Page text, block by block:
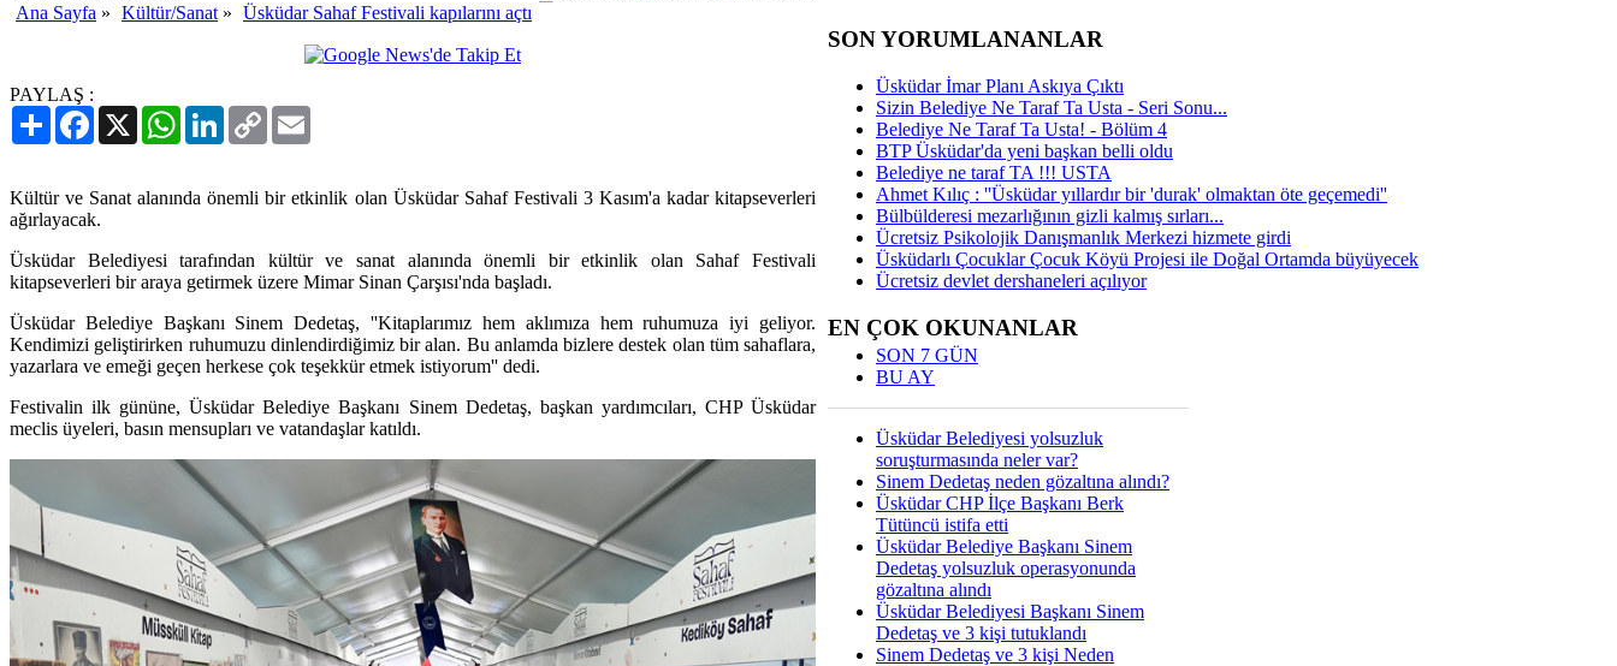
Ana Sayfa » Kültür/Sanat » Üsküdar Sahaf Festivali kapılarını açtı
PAYLAŞ :
PaylaşFacebook
X WhatsAppLinkedIn
Copy
Link
Kültür ve Sanat alanında önemli bir etkinlik olan Üsküdar Sahaf Festivali 3 Kasım'a kadar kitapseverleri
ağırlayacak.
Üsküdar Belediyesi tarafından kültür ve sanat alanında önemli bir etkinlik olan Sahaf Festivali
kitapseverleri bir araya getirmek üzere Mimar Sinan Çarşısı'nda başladı.
Üsküdar Belediye Başkanı Sinem Dedetaş, ''Kitaplarımız hem aklımıza hem ruhumuza iyi geliyor.
Kendimizi geliştirirken ruhumuzu dinlendirdiğimiz bir alan. Bu anlamda bizlere destek olan tüm sahaflara,
yazarlara ve emeği geçen herkese çok teşekkür etmek istiyorum'' dedi.
Festivalin ilk gününe, Üsküdar Belediye Başkanı Sinem Dedetaş, başkan yardımcıları, CHP Üsküdar
meclis üyeleri, basın mensupları ve vatandaşlar katıldı.
SON YORUMLANANLAR
Üsküdar İmar Planı Askıya Çıktı
Sizin Belediye Ne Taraf Ta Usta - Seri Sonu...
Belediye Ne Taraf Ta Usta! - Bölüm 4
BTP Üsküdar'da yeni başkan belli oldu
Belediye ne taraf TA !!! USTA
Ahmet Kılıç : ''Üsküdar yıllardır bir 'durak' olmaktan öte geçemedi''
Bülbülderesi mezarlığının gizli kalmış sırları...
Ücretsiz Psikolojik Danışmanlık Merkezi hizmete girdi
Üsküdarlı Çocuklar Çocuk Köyü Projesi ile Doğal Ortamda büyüyecek
Ücretsiz devlet dershaneleri açılıyor
EN ÇOK OKUNANLAR
SON 7 GÜN
BU AY
Üsküdar Belediyesi yolsuzluk
soruşturmasında neler var?
Sinem Dedetaş neden gözaltına alındı?
Üsküdar CHP İlçe Başkanı Berk
Tütüncü istifa etti
Üsküdar Belediye Başkanı Sinem
Dedetaş yolsuzluk operasyonunda
gözaltına alındı
Üsküdar Belediyesi Başkanı Sinem
Dedetaş ve 3 kişi tutuklandı
Sinem Dedetaş ve 3 kişi Neden